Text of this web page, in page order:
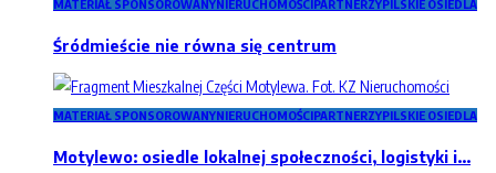
MATERIAŁ SPONSOROWANYNIERUCHOMOŚCIPARTNERZYPILSKIE OSIEDLA
Śródmieście nie równa się centrum
MATERIAŁ SPONSOROWANYNIERUCHOMOŚCIPARTNERZYPILSKIE OSIEDLA
Motylewo: osiedle lokalnej społeczności, logistyki i…